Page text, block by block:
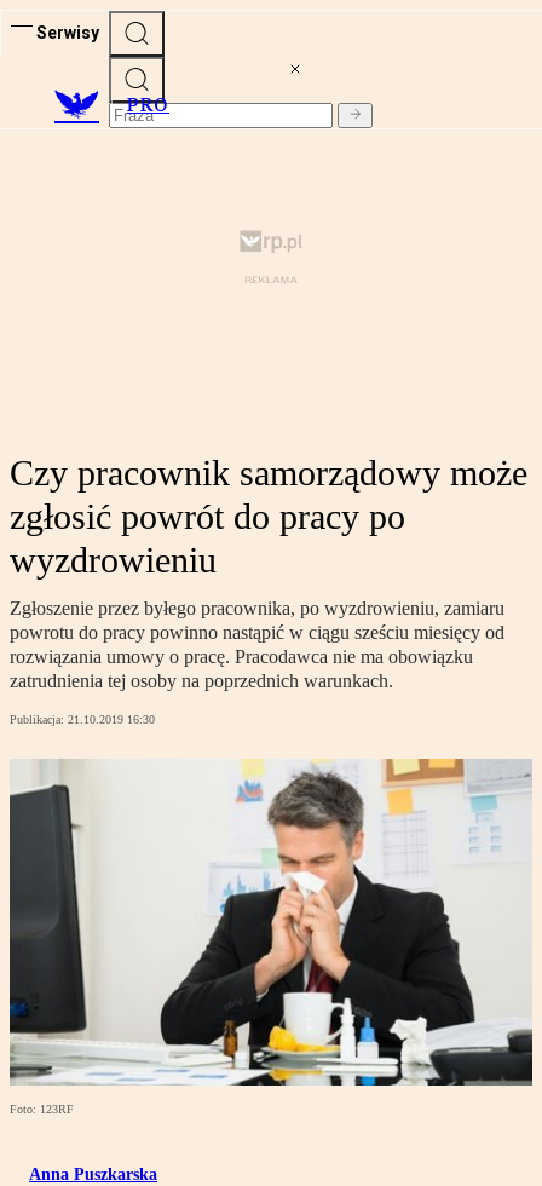
Serwisy
PRO
Czy pracownik samorządowy może
zgłosić powrót do pracy po
wyzdrowieniu
Zgłoszenie przez byłego pracownika, po wyzdrowieniu, zamiaru
powrotu do pracy powinno nastąpić w ciągu sześciu miesięcy od
rozwiązania umowy o pracę. Pracodawca nie ma obowiązku
zatrudnienia tej osoby na poprzednich warunkach.
Publikacja: 21.10.2019 16:30
Foto: 123RF
Anna Puszkarska